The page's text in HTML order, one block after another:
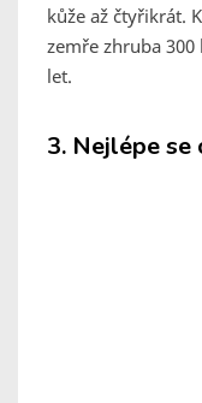
kůže až čtyřikrát.
zemře zhruba
let.
3. Nejlépe